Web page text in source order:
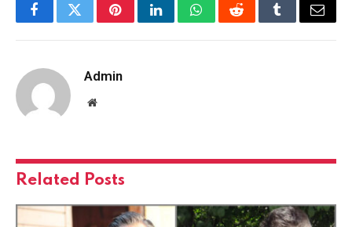
FacebookTwitterPinterestLinkedInWhatsAppRedditTumblrEmail
Admin
Website
Related Posts